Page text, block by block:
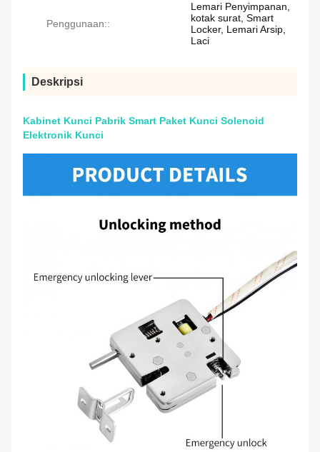
Penggunaan::
Lemari Penyimpanan,
kotak surat, Smart
Locker, Lemari Arsip,
Laci
Deskripsi
Kabinet Kunci Pabrik Smart Paket Kunci Solenoid
Elektronik Kunci